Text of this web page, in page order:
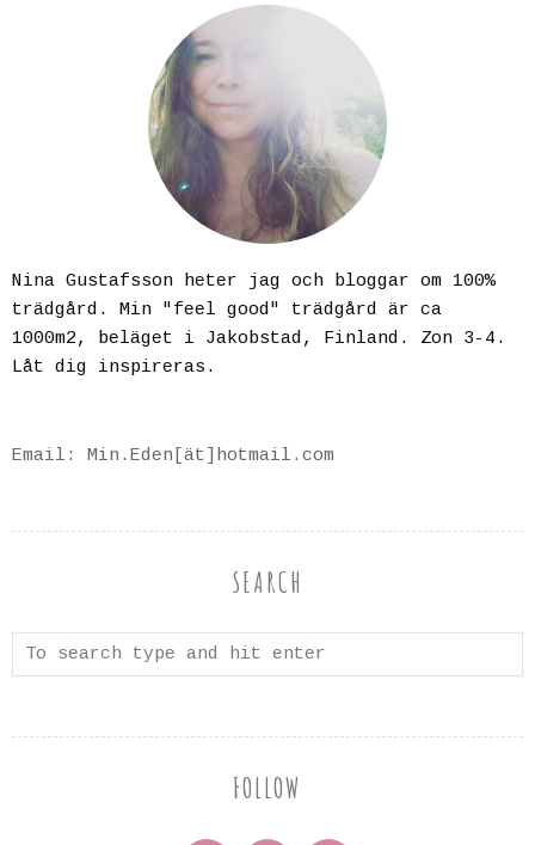
Nina Gustafsson heter jag och bloggar om 100%
trädgård. Min "feel good" trädgård är ca
1000m2, beläget i Jakobstad, Finland. Zon 3-4.
Låt dig inspireras.
Email: Min.Eden[ät]hotmail.com
SEARCH
FOLLOW